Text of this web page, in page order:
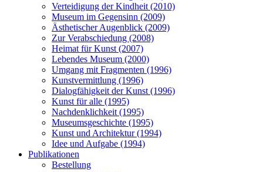
Verteidigung der Kindheit (2010)
Museum im Gegensinn (2009)
Ästhetischer Augenblick (2009)
Zur Verabschiedung (2008)
Heimat für Kunst (2007)
Lebendes Museum (2000)
Umgang mit Fragmenten (1996)
Kunstvermittlung (1996)
Dialogfähigkeit der Kunst (1996)
Kunst für alle (1995)
Nachdenklichkeit (1995)
Museumsgeschichte (1995)
Kunst und Architektur (1994)
Idee und Aufgabe (1994)
Publikationen
Bestellung